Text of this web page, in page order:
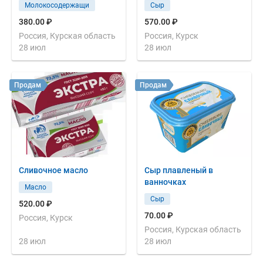
Молокосодержащи
380.00 ₽
Россия, Курская область
28 июл
Сыр
570.00 ₽
Россия, Курск
28 июл
Сливочное масло
Масло
520.00 ₽
Россия, Курск
28 июл
Продам
Сыр плавленый в
ванночках
Сыр
70.00 ₽
Россия, Курская область
28 июл
Продам